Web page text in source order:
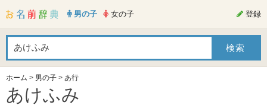
男の子 女の子 登録
ホーム > 男の子 > あ行
あけふみ